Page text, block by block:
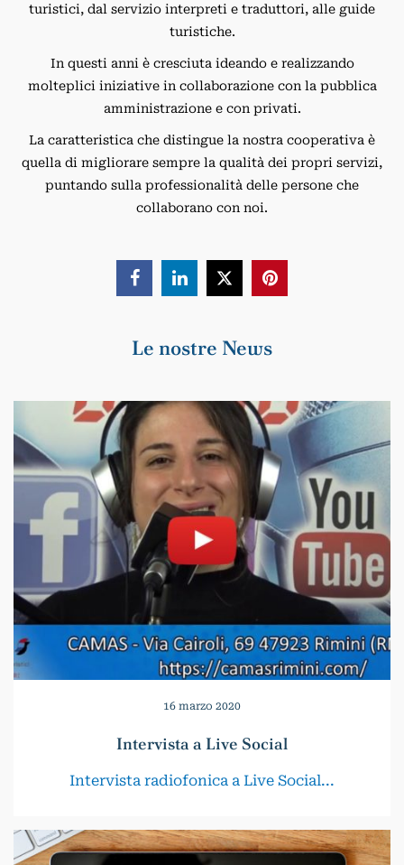
turistici, dal servizio interpreti e traduttori, alle guide
turistiche.
In questi anni è cresciuta ideando e realizzando
molteplici iniziative in collaborazione con la pubblica
amministrazione e con privati.
La caratteristica che distingue la nostra cooperativa è
quella di migliorare sempre la qualità dei propri servizi,
puntando sulla professionalità delle persone che
collaborano con noi.
  
Le nostre News
16 marzo 2020
Intervista a Live Social
Intervista radiofonica a Live Social...